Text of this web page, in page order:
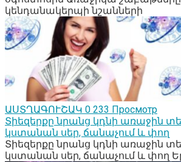
կենդանակերպի նշանների
ԱՍՏՂԱԳՈՒՇԱԿ 0 233 Просмотр
Տիեզերքը նրանց կդնի առաջին
կստանան սեր, ճանաչում և փող
Տիեզերքը նրանց կդնի առաջին
կստանան սեր, ճանաչում և փող